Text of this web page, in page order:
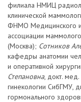
филиала НМИЦ
клинической
ФНМО Медицинского
ассоциации
(Москва); Сотников
кафедры анатомии
и оперативной
Степановна, докт.
гинекологии СибГМУ,
гормонального